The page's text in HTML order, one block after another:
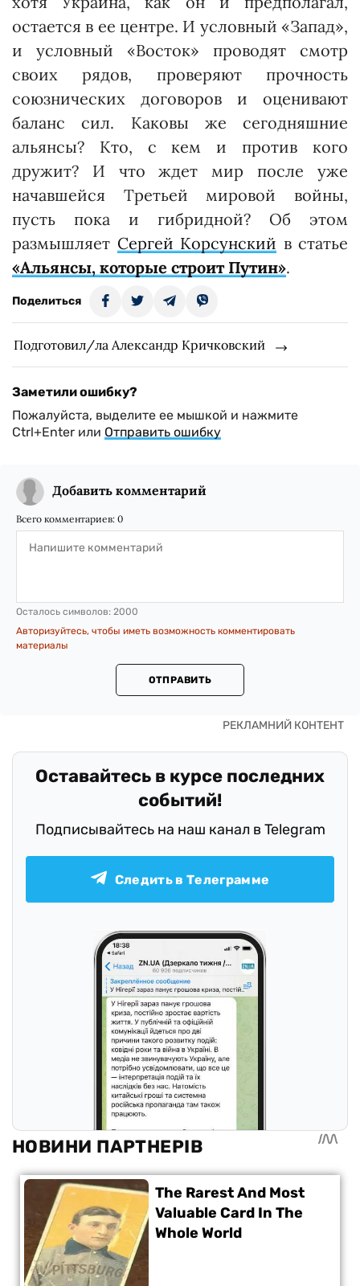
остается в ее центре. И условный «Запад»,
и условный «Восток» проводят смотр
своих рядов, проверяют прочность
союзнических договоров и оценивают
баланс сил. Каковы же сегодняшние
альянсы? Кто, с кем и против кого
дружит? И что ждет мир после уже
начавшейся Третьей мировой войны,
пусть пока и гибридной? Об этом
размышляет Сергей Корсунский в статье
«Альянсы, которые строит Путин».
Поделиться
Подготовил/ла Александр Кричковский
Заметили ошибку?
Пожалуйста, выделите ее мышкой и нажмите
Ctrl+Enter или Отправить ошибку
Добавить комментарий
Всего комментариев: 0
Осталось символов: 2000
Авторизуйтесь, чтобы иметь возможность комментировать
материалы
ОТПРАВИТЬ
Оставайтесь в курсе последних
событий!
Подписывайтесь на наш канал в Telegram
Следить в Телеграмме